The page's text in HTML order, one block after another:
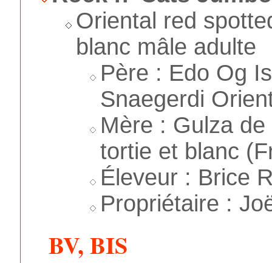
Oriental red
blanc mâle adulte
Père : Edo Og
Snaegerdi
Mère : Gulza
tortie et blanc
Éleveur : Brice
Propriétaire :
BV, BIS